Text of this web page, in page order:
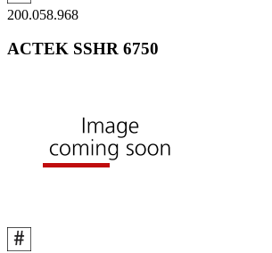
200.058.968
ACTEK SSHR 6750